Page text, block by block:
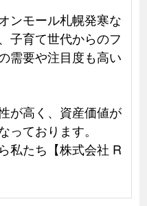
ンモール札幌発寒な
子育て世代からのフ
需要や注目度も高い
が高く、資産価値が
っております。
私たち【株式会社 R